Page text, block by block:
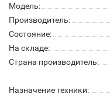
Модель:
Производитель:
Состояние:
На складе:
Страна производитель:
Назначение техники: